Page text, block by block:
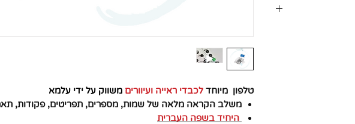
טלפון מיוחד לכבדי ראייה ועיוורים משווק על ידי עלמא
משלב הקראה מלאה של שמות, מספרים, תפריטים, פקודות,
היחיד בשפה העברית